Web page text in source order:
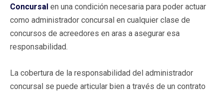
Concursal en una condición necesaria para poder actuar
como administrador concursal en cualquier clase de
concursos de acreedores en aras a asegurar esa
responsabilidad.
La cobertura de la responsabilidad del administrador
concursal se puede articular bien a través de un contrato